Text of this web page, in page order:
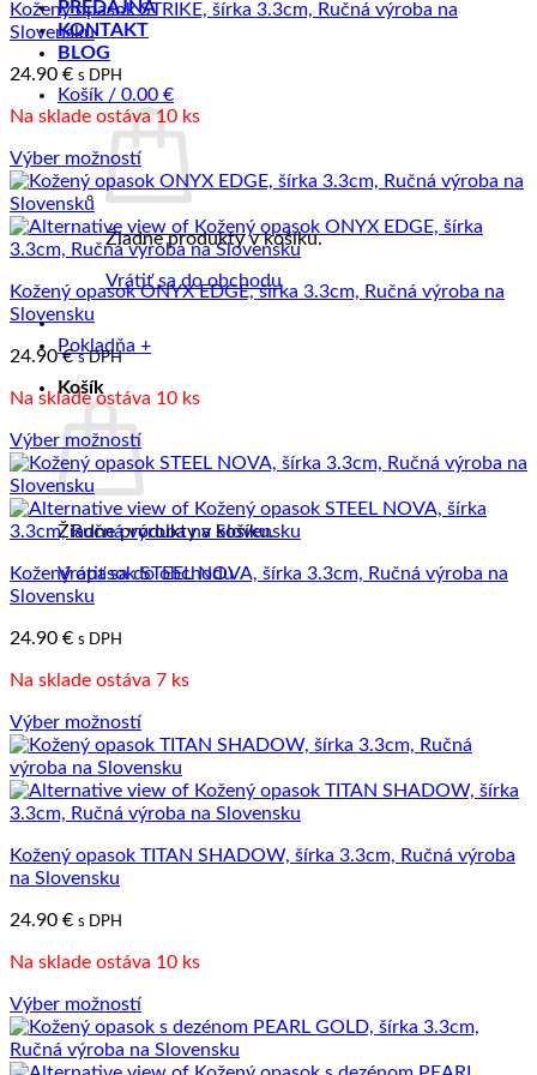
PREDAJŇA
KONTAKT
BLOG
Košík / 0.00 €
Žiadne produkty v košíku.
Vrátiť sa do obchodu
Pokladňa +
Košík
Žiadne produkty v košíku.
Vrátiť sa do obchodu
Kožený opasok STRIKE, šírka 3.3cm, Ručná výroba na
Slovensku
24.90 € s DPH
Na sklade ostáva 10 ks
Výber možností
Tento
produkt
má
viacero
Možnosti
si
môžete
vybrať
stránke
produktu.
Kožený opasok ONYX EDGE, šírka 3.3cm, Ručná výroba na
Slovensku
24.90€ s DPH
Na sklade ostáva 10 ks
Výber možností
Tento
produkt
má
viacero
Možnosti
si
vybrať
stránke
produktu.
Kožený opasok STEEL NOVA, šírka 3.3cm, Ručná výroba na
Slovensku
24.90 € s DPH
Na sklade ostáva 7 ks
Výber možností
Tento
produkt
má
viacero
Možnosti
si
vybrať
stránke
produktu.
Kožený opasok TITAN SHADOW, šírka 3.3cm, Ručná výroba
na Slovensku
24.90 € s DPH
Na sklade ostáva 10 ks
Výber možností
Tento
produkt